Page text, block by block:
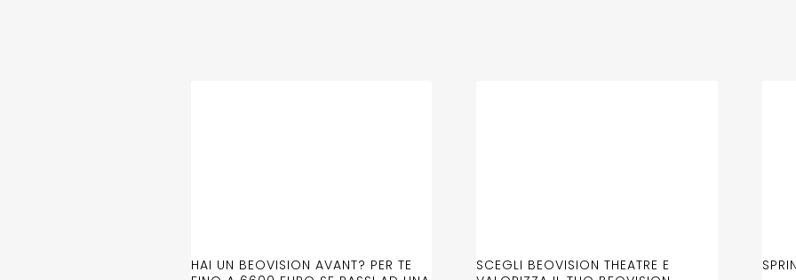
HAI UN BEOVISION AVANT? PER TE
SCEGLI BEOVISION THEATRE E